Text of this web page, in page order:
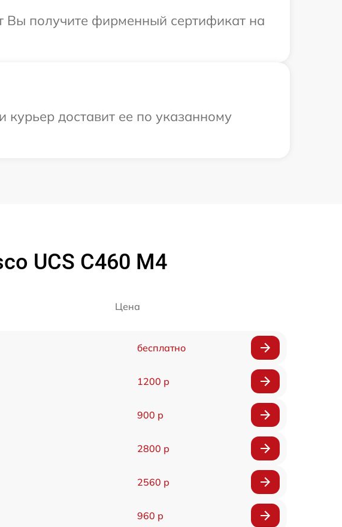
Вы получите фирменный сертификат на
доставит ее по указанному
UCS C460 M4
Цена
бесплатно
1200 р
900 р
2800 р
2560 р
960 р